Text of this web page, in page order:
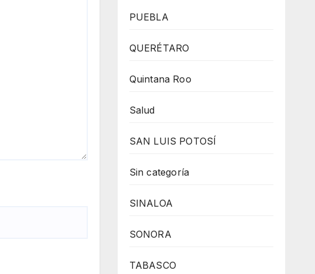
PUEBLA
QUERÉTARO
Quintana Roo
Salud
SAN LUIS POTOSÍ
Sin categoría
SINALOA
SONORA
TABASCO